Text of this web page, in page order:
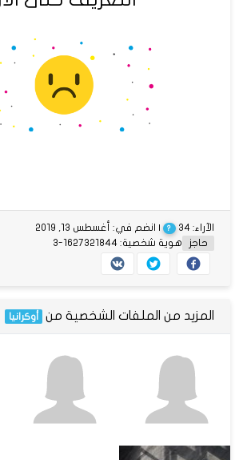
الآراء: 34 ?
| انضم في: أغسطس 13, 2019
هوية شخصية: 1627321844-3
حاجز
المزيد من الملفات الشخصية من أوكرانيا